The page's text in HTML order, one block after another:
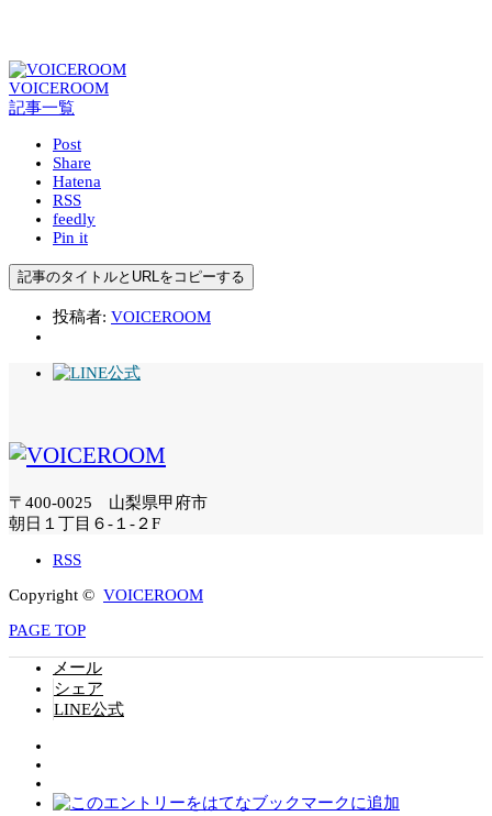
VOICEROOM
記事一覧
Post
Share
Hatena
RSS
feedly
Pin it
記事のタイトルとURLをコピーする
投稿者: VOICEROOM
〒400-0025 山梨県甲府市
朝日１丁目６-１-２F
RSS
Copyright © VOICEROOM
PAGE TOP
メール
シェア
LINE公式